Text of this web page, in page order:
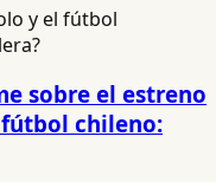
sobre el estreno
fútbol chileno: